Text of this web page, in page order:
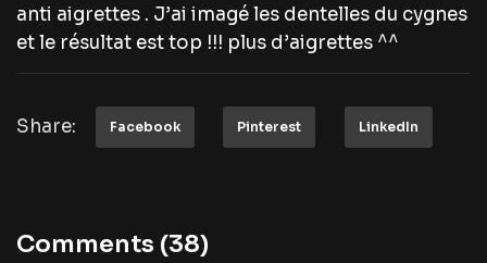
anti aigrettes . J’ai imagé les dentelles du cygnes
et le résultat est top !!! plus d’aigrettes ^^
Share: Facebook Pinterest LinkedIn
Comments (38)